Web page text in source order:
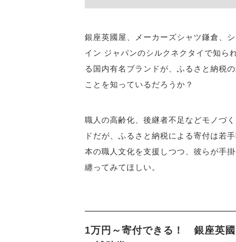
銀座英國屋、メーカーズシャツ鎌倉、
イン ジャパンのシルクネクタイで知ら
る国内有名ブランドが、ふるさと納税
ことを知っているだろうか？
職人の高齢化、後継者不足などモノづ
ドだが、ふるさと納税による寄付は若
本の職人文化を支援しつつ、彼らが手
纏ってみてほしい。
1万円～寄付できる！ 銀座英